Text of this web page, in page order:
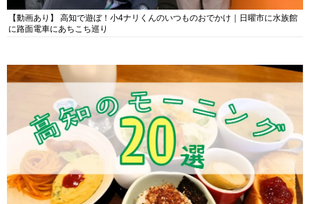
【動画あり】 高知で遊ぼ！小4ナリくんのいつものおでかけ｜日曜市に水族館
に路面電車にあちこち巡り